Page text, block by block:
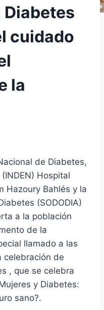
Diabetes
cuidado
la
de Diabetes,
Hospital
Hazoury Bahlés y la
(SODODIA)
a la población
de la
llamado a las
celebración de
, que se celebra
y Diabetes:
sano?.